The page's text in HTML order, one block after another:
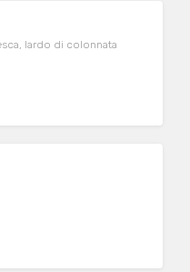
lardo di colonnata